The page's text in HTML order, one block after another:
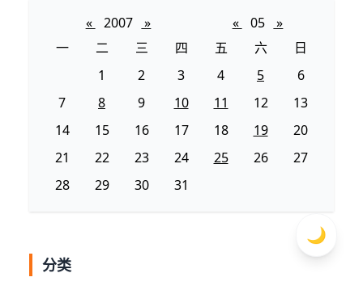
« 2007 » « 05
»
一
二 三 四 五 六
日
1
2 3 4 5
6
7
8 9 10 11 12
13
14
15 16 17 18 19
20
21
22 23 24 25 26
27
28
29 30 31
分类
🌙